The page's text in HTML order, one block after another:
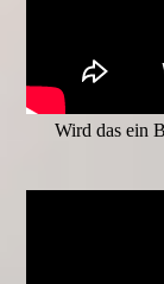
Wird das ein